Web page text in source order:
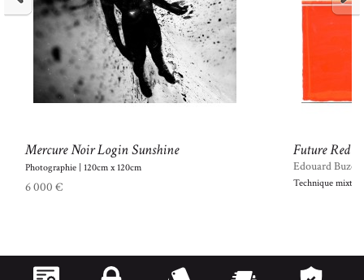
Mercure Noir Login Sunshine
Photographie | 120cm x 120cm
6 000 €
Future Red
Edouard Buzon
Technique mixte |